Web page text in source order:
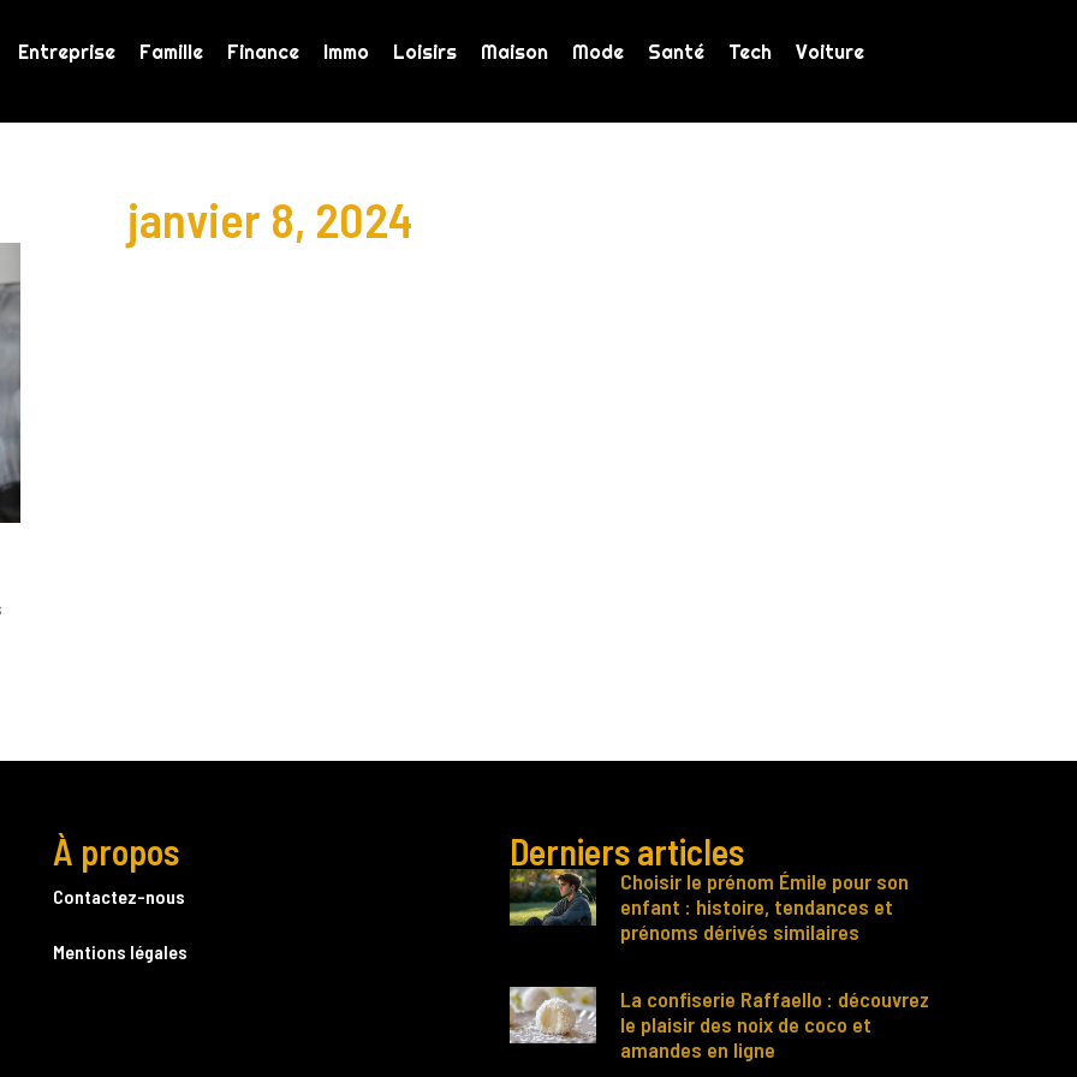
Entreprise Famille Finance Immo Loisirs Maison Mode Santé Tech Voiture
janvier 8, 2024
À propos
Contactez-nous
Mentions légales
Derniers articles
Choisir le prénom Émile pour son
enfant : histoire, tendances et
prénoms dérivés similaires
La confiserie Raffaello : découvrez
le plaisir des noix de coco et
amandes en ligne